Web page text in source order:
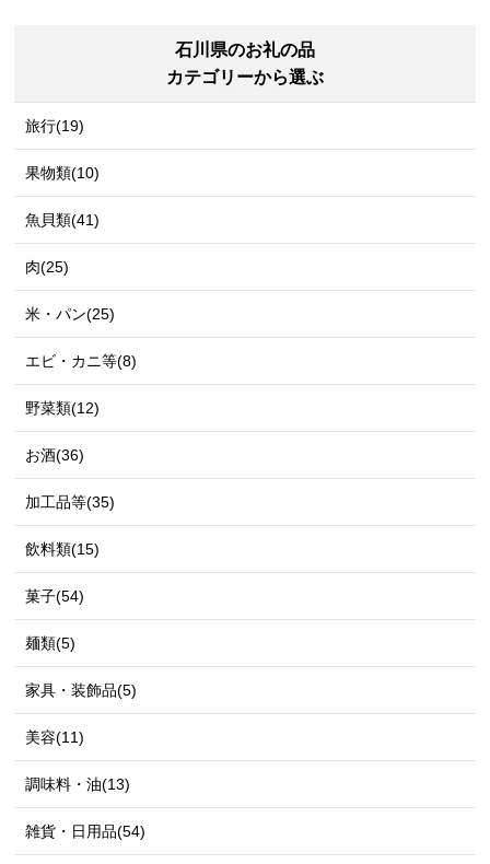
石川県のお礼の品
カテゴリーから選ぶ
旅行(19)
果物類(10)
魚貝類(41)
肉(25)
米・パン(25)
エビ・カニ等(8)
野菜類(12)
お酒(36)
加工品等(35)
飲料類(15)
菓子(54)
麺類(5)
家具・装飾品(5)
美容(11)
調味料・油(13)
雑貨・日用品(54)